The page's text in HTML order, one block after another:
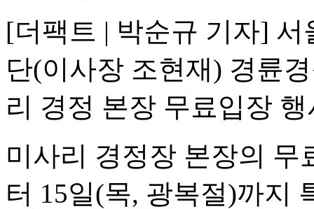
[더팩트 | 박순규 기자]
단(이사장 조현재) 경륜
리 경정 본장 무료입장
미사리 경정장 본장의 무
터 15일(목, 광복절)까지